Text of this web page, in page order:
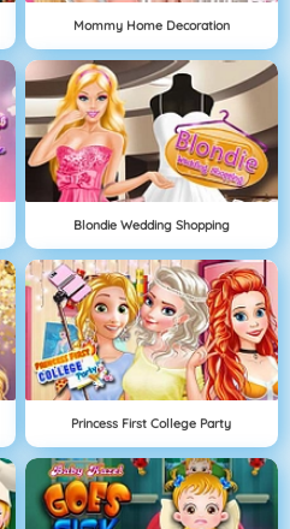
Mommy Home Decoration
Blondie Wedding Shopping
Princess First College Party